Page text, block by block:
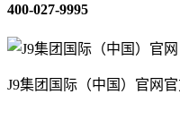
400-027-9995
J9集团国际（中国）官网